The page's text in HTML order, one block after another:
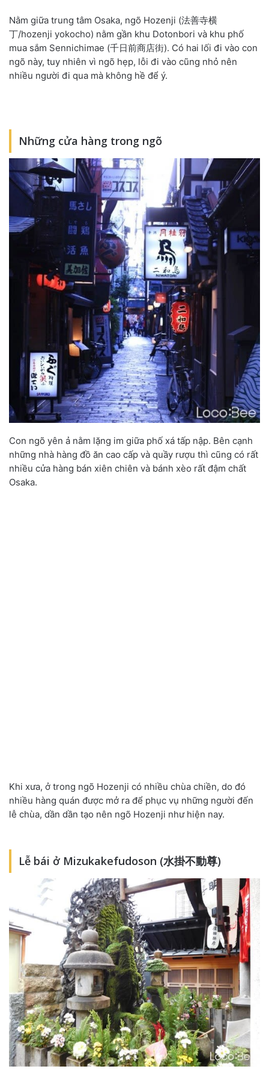
Nằm giữa trung tâm Osaka, ngõ Hozenji (法善寺横
丁/hozenji yokocho) nằm gần khu Dotonbori và khu phố
mua sắm Sennichimae (千日前商店街). Có hai lối đi vào con
ngõ này, tuy nhiên vì ngõ hẹp, lỗi đi vào cũng nhỏ nên
nhiều người đi qua mà không hề để ý.
Những cửa hàng trong ngõ
Con ngõ yên ả nằm lặng im giữa phố xá tấp nập. Bên cạnh
những nhà hàng đồ ăn cao cấp và quầy rượu thì cũng có rất
nhiều cửa hàng bán xiên chiên và bánh xèo rất đậm chất
Osaka.
Khi xưa, ở trong ngõ Hozenji có nhiều chùa chiền, do đó
nhiều hàng quán được mở ra để phục vụ những người đến
lễ chùa, dần dần tạo nên ngõ Hozenji như hiện nay.
Lễ bái ở Mizukakefudoson (水掛不動尊)